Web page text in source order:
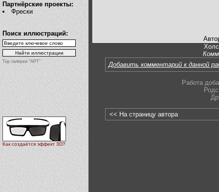
Партнёрские проекты:
Фрески
Поиск иллюстраций:
Top галереи "АРТ"
Как создаётся эффект 3D?
Добавить комментарий к данной
Работа
<< На страницу автора